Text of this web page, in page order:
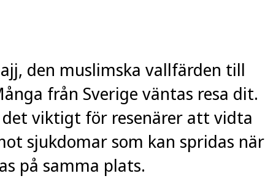
den muslimska vallfärden till
från Sverige väntas resa dit.
det viktigt för resenärer att vidta
sjukdomar som kan spridas när
på samma plats.